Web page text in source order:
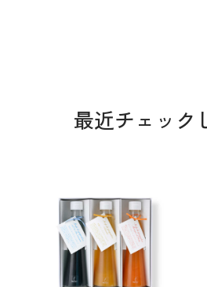
最近チェック